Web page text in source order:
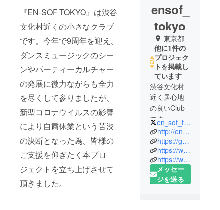
『EN-SOF TOKYO』は渋谷
文化村近くの小さなクラブ
です。今年で9周年を迎え、
ダンスミュージックのシー
ンやパーティーカルチャー
の発展に微力ながらも全力
を尽くして参りましたが、
新型コロナウイルスの影響
により自粛休業という苦渋
の決断となった為、皆様の
ご支援を仰ぎたく本プロ
ジェクトを立ち上げさせて
頂きました。
ensof_
tokyo
東京都
他に1件の
プロジェク
トを掲載し
ています
渋谷文化村
近く居心地
の良いClub
です。
EN-SOFは古
代ヘブライ
語で"原始の
光"、"輝ける
闇"、ビッグ
en_sof_tokyo
http://en-sof.jp/
https://g.page/ensof?gm
https://www.facebook.com/ensof.tokyo.7
https://www.instagram.com/en_sof_tokyo/?hl=ja
メッセー
ジを送る